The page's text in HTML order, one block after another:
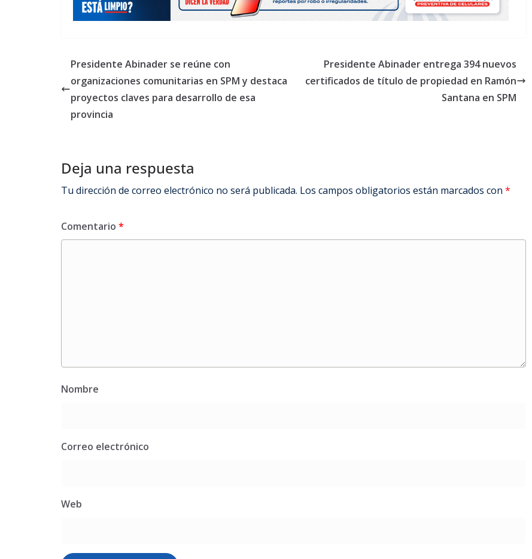
Preside​​nte Abinader se reúne con
organizaciones comunitarias en SPM y destaca
proyectos claves para desarrollo de esa
provincia
Presidente Abinader entrega 394 nuevos
certificados de título de propiedad en Ramón
Santana en SPM
Deja una respuesta
Tu dirección de correo electrónico no será publicada. Los campos obligatorios están marcados con *
Comentario *
Nombre
Correo electrónico
Web